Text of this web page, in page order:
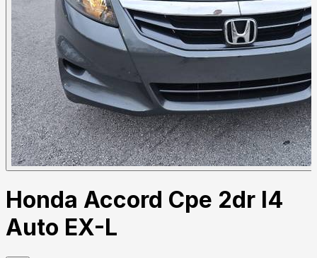
Honda Accord Cpe 2dr I4
Auto EX-L